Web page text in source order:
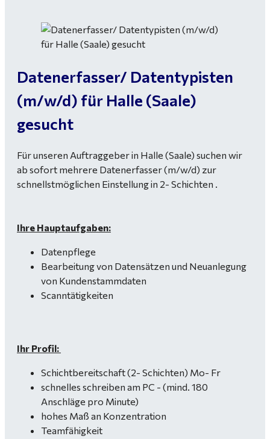
Datenerfasser/ Datentypisten
(m/w/d) für Halle (Saale)
gesucht
Für unseren Auftraggeber in Halle (Saale) suchen wir
ab sofort mehrere Datenerfasser (m/w/d) zur
schnellstmöglichen Einstellung in 2- Schichten .
Ihre Hauptaufgaben:
Datenpflege
Bearbeitung von Datensätzen und Neuanlegung
von Kundenstammdaten
Scanntätigkeiten
Ihr Profil:
Schichtbereitschaft (2- Schichten) Mo- Fr
schnelles schreiben am PC - (mind. 180
Anschläge pro Minute)
hohes Maß an Konzentration
Teamfähigkeit